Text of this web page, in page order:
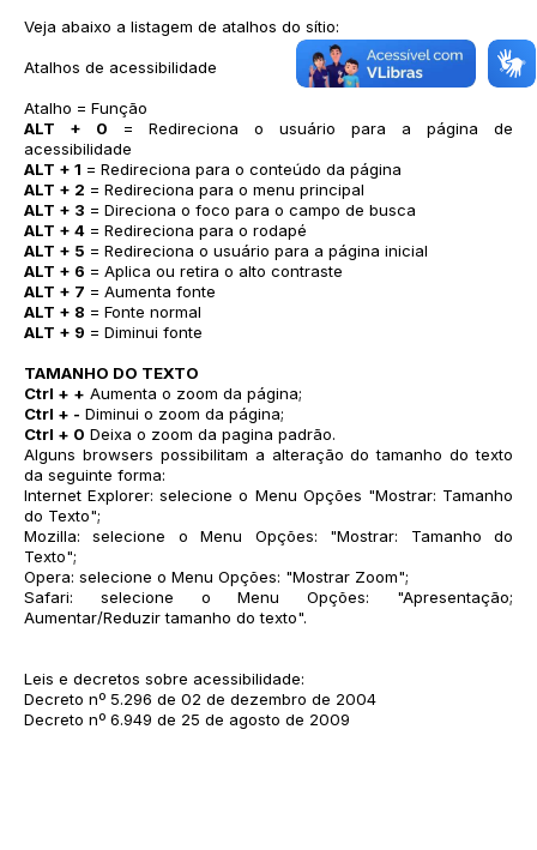
Veja abaixo a listagem de atalhos do sítio:
Atalhos de acessibilidade
Atalho = Função
ALT + 0 = Redireciona o usuário para a página de
acessibilidade
ALT + 1 = Redireciona para o conteúdo da página
ALT + 2 = Redireciona para o menu principal
ALT + 3 = Direciona o foco para o campo de busca
ALT + 4 = Redireciona para o rodapé
ALT + 5 = Redireciona o usuário para a página inicial
ALT + 6 = Aplica ou retira o alto contraste
ALT + 7 = Aumenta fonte
ALT + 8 = Fonte normal
ALT + 9 = Diminui fonte
TAMANHO DO TEXTO
Ctrl + + Aumenta o zoom da página;
Ctrl + - Diminui o zoom da página;
Ctrl + 0 Deixa o zoom da pagina padrão.
Alguns browsers possibilitam a alteração do tamanho do texto
da seguinte forma:
Internet Explorer: selecione o Menu Opções "Mostrar: Tamanho
do Texto";
Mozilla: selecione o Menu Opções: "Mostrar: Tamanho do
Texto";
Opera: selecione o Menu Opções: "Mostrar Zoom";
Safari: selecione o Menu Opções: "Apresentação;
Aumentar/Reduzir tamanho do texto".
Leis e decretos sobre acessibilidade:
Decreto nº 5.296 de 02 de dezembro de 2004
Decreto nº 6.949 de 25 de agosto de 2009